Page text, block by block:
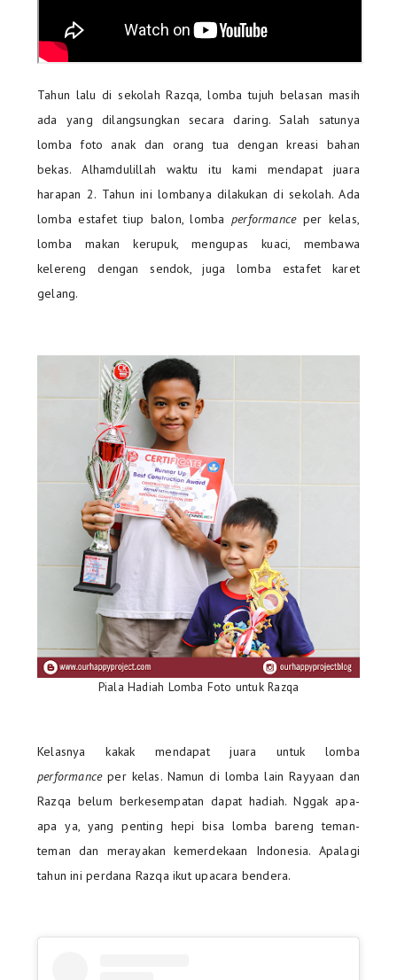
Tahun lalu di sekolah Razqa, lomba tujuh belasan masih
ada yang dilangsungkan secara daring. Salah satunya
lomba foto anak dan orang tua dengan kreasi bahan
bekas. Alhamdulillah waktu itu kami mendapat juara
harapan 2. Tahun ini lombanya dilakukan di sekolah. Ada
lomba estafet tiup balon, lomba performanceper kelas,
lomba makan kerupuk, mengupas kuaci, membawa
kelereng dengan sendok, juga lomba estafet karet
gelang.
Piala Hadiah Lomba Foto untuk Razqa
Kelasnya kakak mendapat juara untuk lomba
performanceper kelas. Namun di lomba lain Rayyaan dan
Razqa belum berkesempatan dapat hadiah. Nggak apa-
apa ya, yang penting hepi bisa lomba bareng teman-
teman dan merayakan kemerdekaan Indonesia. Apalagi
tahun ini perdana Razqa ikut upacara bendera.